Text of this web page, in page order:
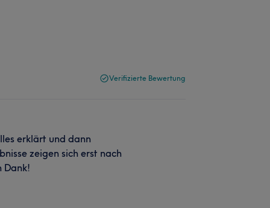
Verifizierte Bewertung
erklärt und dann
zeigen sich erst nach
Dank!